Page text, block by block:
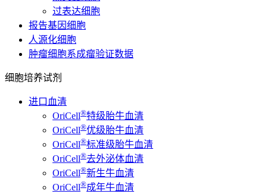
过表达细胞
报告基因细胞
人源化细胞
肿瘤细胞系成瘤验证数据
细胞培养试剂
进口血清
OriCell®特级胎牛血清
OriCell®优级胎牛血清
OriCell®标准级胎牛血清
OriCell®去外泌体血清
OriCell®新生牛血清
OriCell®成年牛血清